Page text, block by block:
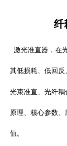
纤
激光准直器，在
其低损耗、低回
光束准直、光纤耦
原理、核心参数
值。